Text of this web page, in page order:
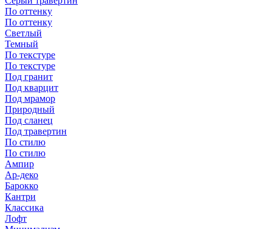
По оттенку
По оттенку
Светлый
Темный
По текстуре
По текстуре
Под гранит
Под кварцит
Под мрамор
Природный
Под сланец
Под травертин
По стилю
По стилю
Ампир
Ар-деко
Барокко
Кантри
Классика
Лофт